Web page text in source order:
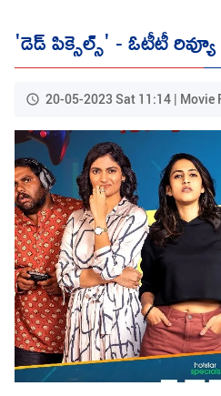
'డెడ్ పిక్సెల్స్' - ఓటీటీ రివ్యూ
20-05-2023 Sat 11:14 | Movie